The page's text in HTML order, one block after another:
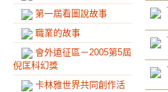
第一屆看圖說故事
職業的故事
會外遠征區－2005第5屆
倪匡科幻獎
卡林雅世界共同創作活